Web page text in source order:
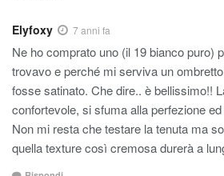
Elyfoxy 7 anni fa
Ne ho comprato uno (il 19 bianco puro)
trovavo e perché mi serviva un
fosse satinato. Che dire.. è bellissimo!!
confortevole, si sfuma alla perfezione
Non mi resta che testare la tenuta ma
quella texture così cremosa durerà a